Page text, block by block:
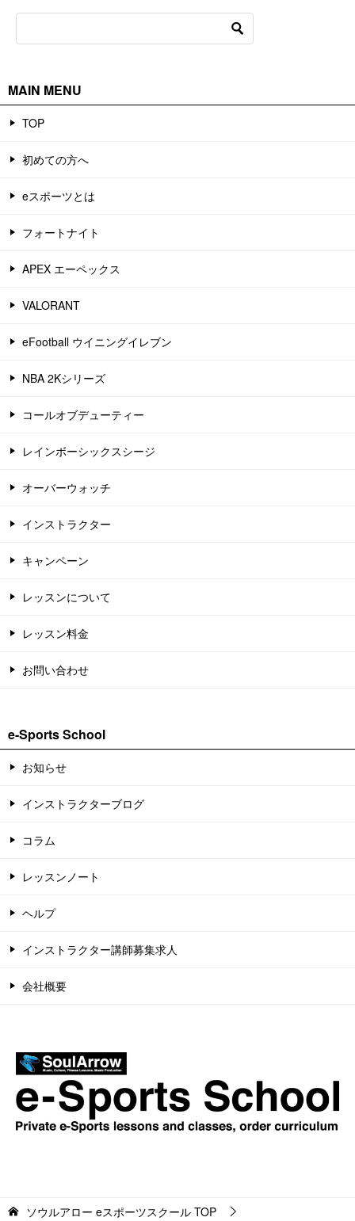
MAIN MENU
TOP
初めての方へ
eスポーツとは
フォートナイト
APEX エーペックス
VALORANT
eFootball ウイニングイレブン
NBA 2Kシリーズ
コールオブデューティー
レインボーシックスシージ
オーバーウォッチ
インストラクター
キャンペーン
レッスンについて
レッスン料金
お問い合わせ
e-Sports School
お知らせ
インストラクターブログ
コラム
レッスンノート
ヘルプ
インストラクター講師募集求人
会社概要
ソウルアロー eスポーツスクール TOP